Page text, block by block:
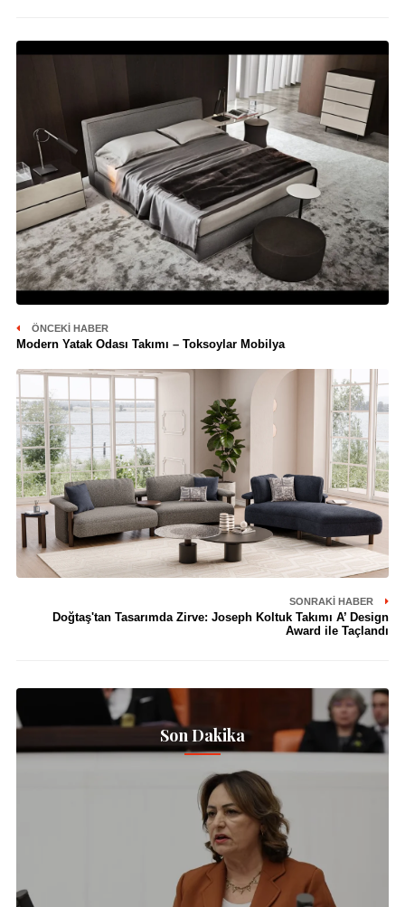
ÖNCEKI HABER
Modern Yatak Odası Takımı – Toksoylar Mobilya
SONRAKI HABER
Doğtaş'tan Tasarımda Zirve: Joseph Koltuk Takımı A’ Design
Award ile Taçlandı
Son Dakika